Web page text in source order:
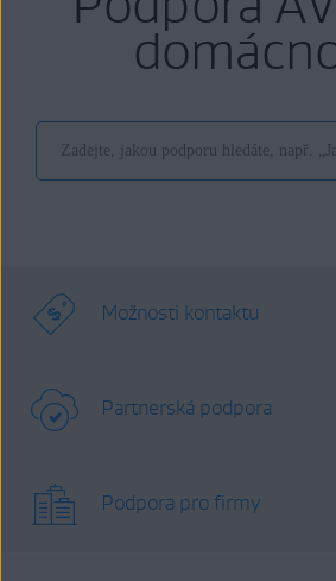
Možnosti kontaktu
Partnerská podpora
Podpora pro firmy